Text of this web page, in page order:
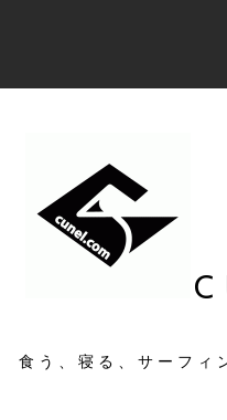
ン
食う、寝る、サーフィ